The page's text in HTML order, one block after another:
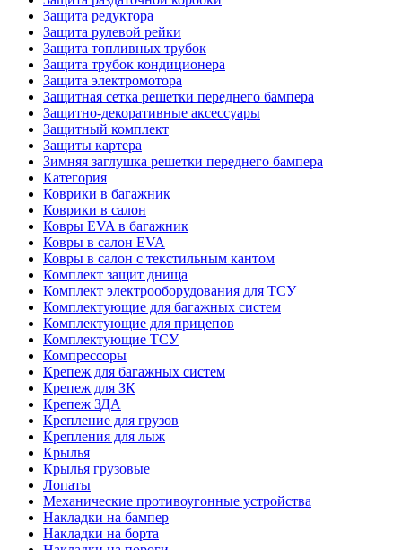
Защита редуктора
Защита рулевой рейки
Защита топливных трубок
Защита трубок кондиционера
Защита электромотора
Защитная сетка решетки переднего бампера
Защитно-декоративные аксессуары
Защитный комплект
Защиты картера
Зимняя заглушка решетки переднего бампера
Категория
Коврики в багажник
Коврики в салон
Ковры EVA в багажник
Ковры в салон EVA
Ковры в салон с текстильным кантом
Комплект защит днища
Комплект электрооборудования для ТСУ
Комплектующие для багажных систем
Комплектующие для прицепов
Комплектующие ТСУ
Компрессоры
Крепеж для багажных систем
Крепеж для ЗК
Крепеж ЗДА
Крепление для грузов
Крепления для лыж
Крылья
Крылья грузовые
Лопаты
Механические противоугонные устройства
Накладки на бампер
Накладки на борта